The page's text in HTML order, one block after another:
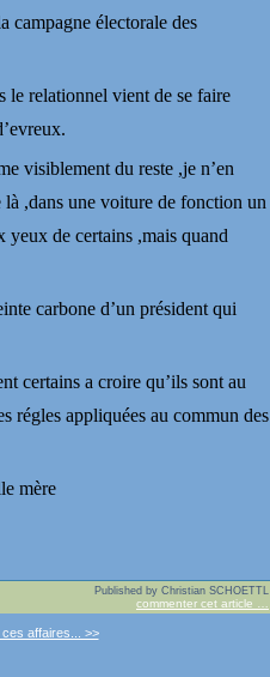
campagne électorale des
le relationnel vient de se faire
visiblement du reste ,je n’en
là ,dans une voiture de fonction un
yeux de certains ,mais quand
carbone d’un président qui
certains a croire qu’ils sont au
régles appliquées au commun des
mère
Published by Christian SCHOETTL
commenter cet article
affaires... >>